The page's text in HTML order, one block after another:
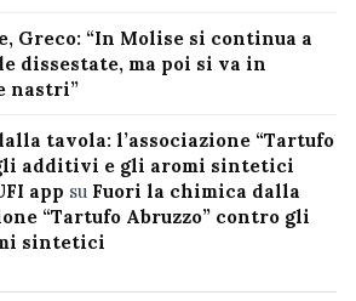
Greco: “In Molise si continua a
dissestate, ma poi si va in
nastri”
tavola: l’associazione “Tartufo
additivi e gli aromi sintetici
app su Fuori la chimica dalla
“Tartufo Abruzzo” contro gli
sintetici